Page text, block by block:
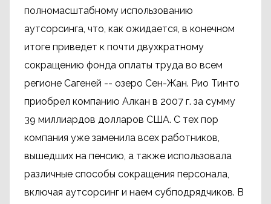
полномасштабному использованию
аутсорсинга, что, как ожидается, в конечном
итоге приведет к почти двухкратному
сокращению фонда оплаты труда во всем
регионе Сагеней -- озеро Сен-Жан. Рио Тинто
приобрел компанию Алкан в 2007 г. за сумму
39 миллиардов долларов США. С тех пор
компания уже заменила всех работников,
вышедших на пенсию, а также использовала
различные способы сокращения персонала,
включая аутсорсинг и наем субподрядчиков. В